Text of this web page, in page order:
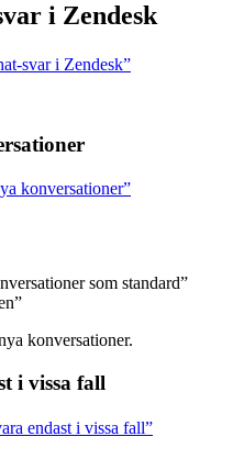
i Zendesk
i Zendesk”
konversationer”
som standard”
konversationer.
i vissa fall
endast i vissa fall”